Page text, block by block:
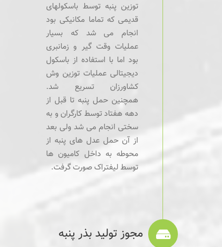
توزین پنبه توسط باسکولهای
قدیمی که تماما مکانیکی بود
انجام می شد که بسیار
عملیات وقت گیر و زمانبری
بود اما با استفاده از باسکول
دیجیتالی عملیات توزین وش
کشاورزان تسریع شد.
همچنین حمل پنبه تا قبل از
دهه هفتاد توسط کارگران و به
سختی انجام می شد ولی بعد
از آن حمل عدل های پنبه از
محوطه به داخل کامیون ها
توسط لیفتراک صورت گرفت.
مجوز تولید بذر پنبه